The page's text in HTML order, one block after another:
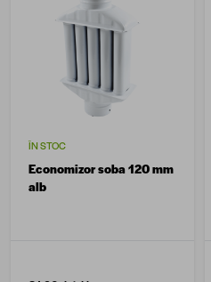
ÎN STOC
Economizor soba 120 mm
alb